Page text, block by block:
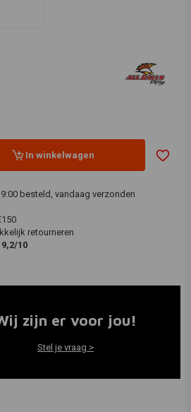
In winkelwagen
besteld, vandaag verzonden
retourneren
10
zijn er voor jou!
Stel je vraag >